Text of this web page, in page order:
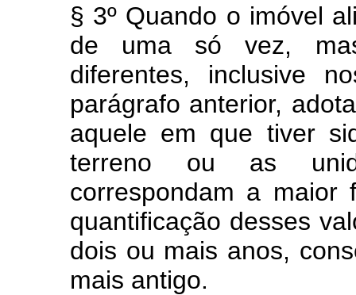
§ 3º Quando o imóvel
de uma só vez,
diferentes, inclusive
parágrafo anterior,
aquele em que tiver
terreno ou as
correspondam a
quantificação desses
dois ou mais anos,
mais antigo.